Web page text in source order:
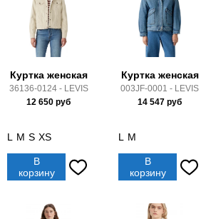
Куртка женская
36136-0124 - LEVIS
12 650 руб
L M S XS
В
корзину
Куртка женская
003JF-0001 - LEVIS
14 547 руб
L M
В
корзину